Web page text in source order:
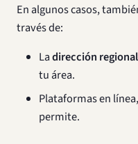
En algunos casos,
través de:
Ladirección
tu área.
Plataformas en
permite.